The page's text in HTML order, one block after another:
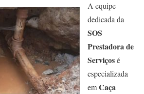
A equipe
dedicada da
SOS
Prestadora de
Serviçosé
especializada
emCaça